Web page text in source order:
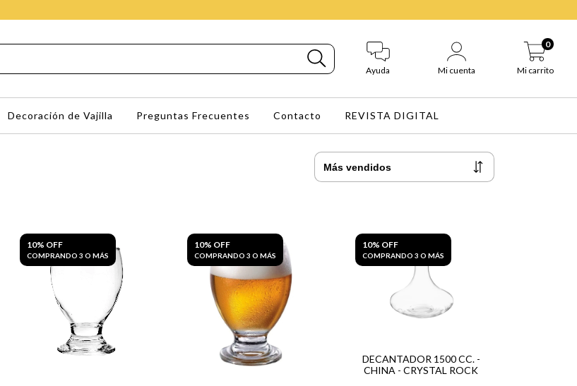
Ayuda Mi cuenta Mi carrito
0
Decoración de Vajilla Preguntas Frecuentes Contacto REVISTA DIGITAL
10% OFF
COMPRANDO 3 O MÁS
10% OFF
COMPRANDO 3 O MÁS
10% OFF
COMPRANDO 3 O MÁS
DECANTADOR 1500 CC. -
CHINA - CRYSTAL ROCK